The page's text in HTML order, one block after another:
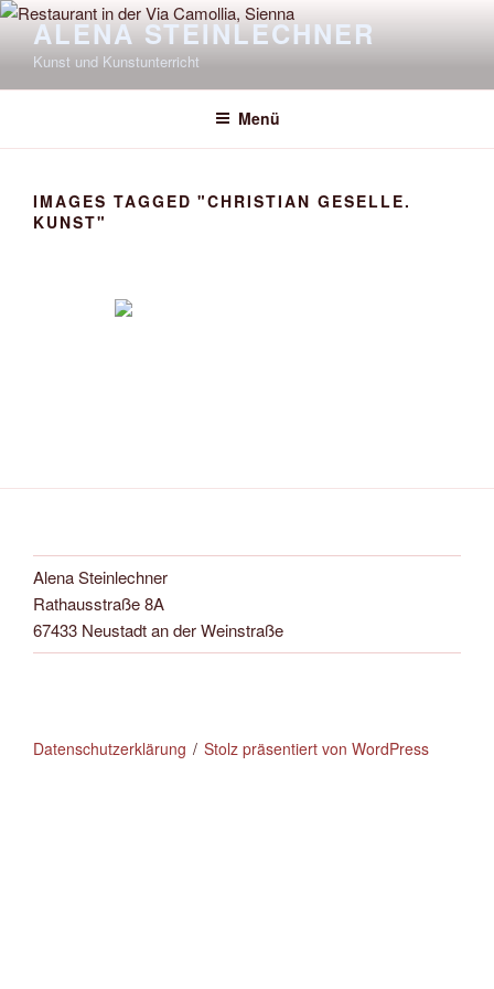
Zum
Inhalt
springen
ALENA STEINLECHNER
Kunst und Kunstunterricht
Menü
IMAGES TAGGED "CHRISTIAN GESELLE.
KUNST"
Alena Steinlechner
Rathausstraße 8A
67433 Neustadt an der Weinstraße
Datenschutzerklärung Stolz präsentiert von WordPress